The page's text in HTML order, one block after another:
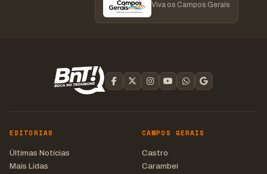
Viva os Campos Gerais
EDITORIAS
Últimas Notícias
Mais Lidas
CAMPOS GERAIS
Castro
Carambeí